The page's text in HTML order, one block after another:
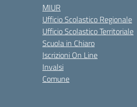
MIUR
Ufficio Scolastico Regionale
Ufficio Scolastico Territoriale
Scuola in Chiaro
Iscrizioni On Line
Invalsi
Comune